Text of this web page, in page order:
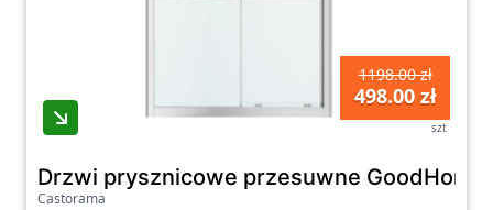
1198.00 zł
498.00 zł
szt
Drzwi prysznicowe przesuwne
Castorama